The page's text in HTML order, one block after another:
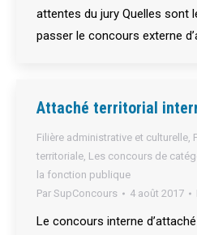
attentes du jury Quelles sont
passer le concours externe
Attaché territorial
Filière administrative et culturelle,
territoriale, Les concours de
la fonction publique
Par SupConcours 4 août 2017
Le concours interne